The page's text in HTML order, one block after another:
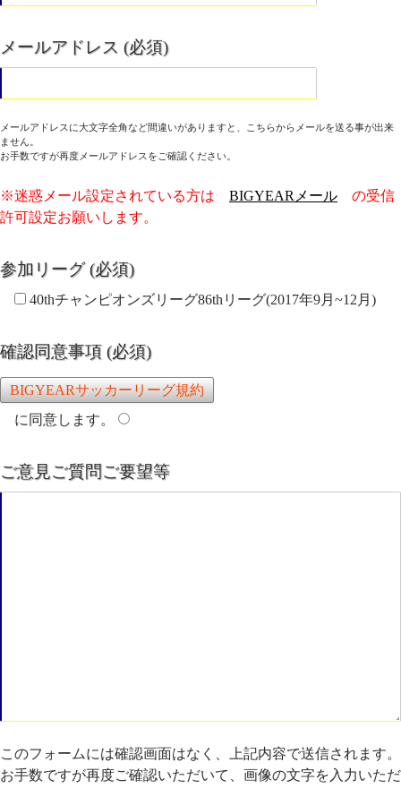
メールアドレス (必須)
メールアドレスに大文字全角など間違いがありますと、こちらからメールを送る事が出来
ません。
お手数ですが再度メールアドレスをご確認ください。
※迷惑メール設定されている方は BIGYEARメール の受信
許可設定お願いします。
参加リーグ (必須)
40thチャンピオンズリーグ86thリーグ(2017年9月~12月)
確認同意事項 (必須)
BIGYEARサッカーリーグ規約
に同意します。
ご意見ご質問ご要望等
このフォームには確認画面はなく、上記内容で送信されます。
お手数ですが再度ご確認いただいて、画像の文字を入力いただ